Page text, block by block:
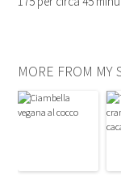
MORE FROM MY